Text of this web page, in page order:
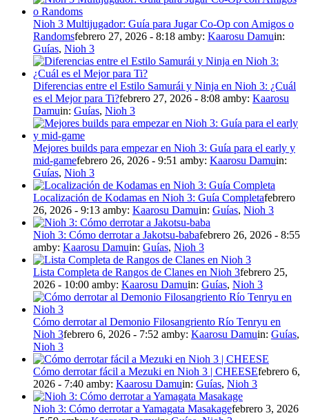
Nioh 3 Multijugador: Guía para Jugar Co-Op con Amigos o
Randomsfebrero 27, 2026 - 8:18 amby: Kaarosu Damuin:
Guías, Nioh 3
Diferencias entre el Estilo Samurái y Ninja en Nioh 3: ¿Cuál
es el Mejor para Ti?febrero 27, 2026 - 8:08 amby: Kaarosu
Damuin: Guías, Nioh 3
Mejores builds para empezar en Nioh 3: Guía para el early y
mid-gamefebrero 26, 2026 - 9:51 amby: Kaarosu Damuin:
Guías, Nioh 3
Localización de Kodamas en Nioh 3: Guía Completafebrero
26, 2026 - 9:13 amby: Kaarosu Damuin: Guías, Nioh 3
Nioh 3: Cómo derrotar a Jakotsu-babafebrero 26, 2026 - 8:55
amby: Kaarosu Damuin: Guías, Nioh 3
Lista Completa de Rangos de Clanes en Nioh 3febrero 25,
2026 - 10:00 amby: Kaarosu Damuin: Guías, Nioh 3
Cómo derrotar al Demonio Filosangriento Río Tenryu en
Nioh 3febrero 6, 2026 - 7:52 amby: Kaarosu Damuin: Guías,
Nioh 3
Cómo derrotar fácil a Mezuki en Nioh 3 | CHEESEfebrero 6,
2026 - 7:40 amby: Kaarosu Damuin: Guías, Nioh 3
Nioh 3: Cómo derrotar a Yamagata Masakagefebrero 3, 2026